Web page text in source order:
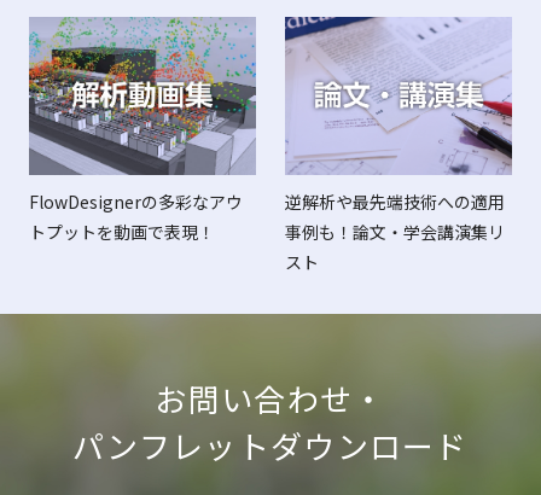
FlowDesignerの多彩なアウ
トプットを動画で表現！
逆解析や最先端技術への適用
事例も！論文・学会講演集リ
スト
お問い合わせ・
パンフレットダウンロード